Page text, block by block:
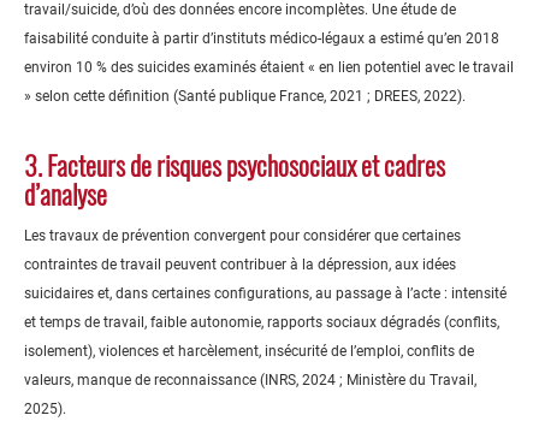
travail/suicide, d’où des données encore incomplètes. Une étude de
faisabilité conduite à partir d’instituts médico-légaux a estimé qu’en 2018
environ 10 % des suicides examinés étaient « en lien potentiel avec le travail
» selon cette définition (Santé publique France, 2021 ; DREES, 2022).
3. Facteurs de risques psychosociaux et cadres
d’analyse
Les travaux de prévention convergent pour considérer que certaines
contraintes de travail peuvent contribuer à la dépression, aux idées
suicidaires et, dans certaines configurations, au passage à l’acte : intensité
et temps de travail, faible autonomie, rapports sociaux dégradés (conflits,
isolement), violences et harcèlement, insécurité de l’emploi, conflits de
valeurs, manque de reconnaissance (INRS, 2024 ; Ministère du Travail,
2025).